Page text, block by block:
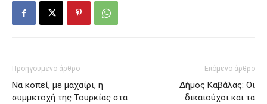
Προηγούμενο άρθρο
Να κοπεί, με μαχαίρι, η
συμμετοχή της Τουρκίας στα
Επόμενο άρθρο
Δήμος Καβάλας: Οι
δικαιούχοι και τα